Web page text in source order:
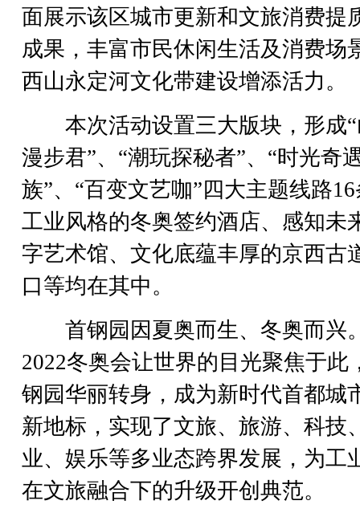
面展示该区城市更新和文旅消费提
成果，丰富市民休闲生活及消费场
西山永定河文化带建设增添活力。
本次活动设置三大版块，形成“
漫步君”、“潮玩探秘者”、“时光奇
族”、“百变文艺咖”四大主题线路
工业风格的冬奥签约酒店、感知未
字艺术馆、文化底蕴丰厚的京西古
口等均在其中。
首钢园因夏奥而生、冬奥而兴
2022冬奥会让世界的目光聚焦于此
钢园华丽转身，成为新时代首都城
新地标，实现了文旅、旅游、科技
业、娱乐等多业态跨界发展，为工
在文旅融合下的升级开创典范。